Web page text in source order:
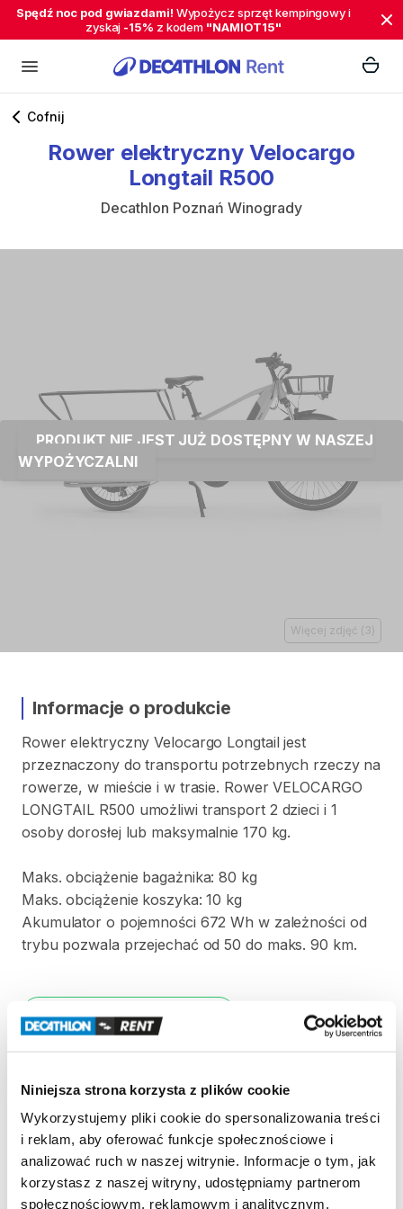
Niniejsza strona korzysta z plików cookie
Wykorzystujemy pliki cookie do spersonalizowania treści
i reklam, aby oferować funkcje społecznościowe i
analizować ruch w naszej witrynie. Informacje o tym, jak
korzystasz z naszej witryny, udostępniamy partnerom
społecznościowym, reklamowym i analitycznym.
Spędź noc pod gwiazdami! Wypożycz sprzęt kempingowy i
zyskaj -15% z kodem "NAMIOT15"
Cofnij
Rower elektryczny Velocargo
Longtail R500
Decathlon Poznań Winogrady
PRODUKT NIE JEST JUŻ DOSTĘPNY W NASZEJ
WYPOŻYCZALNI
Więcej zdjęć ( 3 )
Informacje o produkcie
Rower elektryczny Velocargo Longtail jest
przeznaczony do transportu potrzebnych rzeczy na
rowerze​,​ w mieście i w trasie. Rower VELOCARGO
LONGTAIL R500 umożliwi transport 2 dzieci i 1
osoby dorosłej lub maksymalnie 170 kg.
Maks. obciążenie bagażnika: 80 kg
Maks. obciążenie koszyka: 10 kg
Akumulator o pojemności 672 Wh w zależności od
trybu pozwala przejechać od 50 do maks. 90 km.
Strona produktu w sklepie
REGULAMIN
Regulamin wypożyczalni